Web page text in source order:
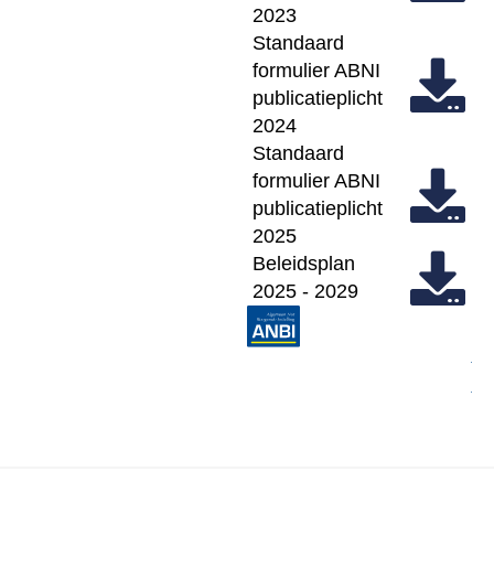
2023
Standaard
formulier ABNI
publicatieplicht
2024
Standaard
formulier ABNI
publicatieplicht
2025
Beleidsplan
2025 - 2029